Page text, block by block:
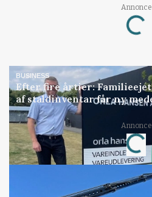
Annonce
Loading...
BUSINESS
Efter fire årtier:
af staldinventar får ny
Annonce